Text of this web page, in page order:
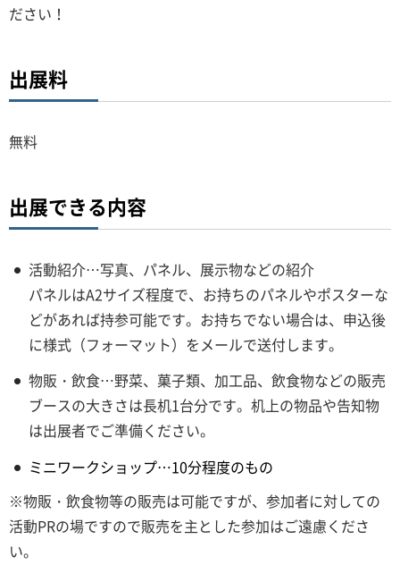
ださい！
出展料
無料
出展できる内容
活動紹介…写真、パネル、展示物などの紹介
パネルはA2サイズ程度で、お持ちのパネルやポスターな
どがあれば持参可能です。お持ちでない場合は、申込後
に様式（フォーマット）をメールで送付します。
物販・飲食…野菜、菓子類、加工品、飲食物などの販売
ブースの大きさは長机1台分です。机上の物品や告知物
は出展者でご準備ください。
ミニワークショップ…10分程度のもの
※物販・飲食物等の販売は可能ですが、参加者に対しての
活動PRの場ですので販売を主とした参加はご遠慮くださ
い。